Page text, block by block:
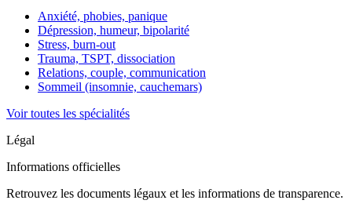
Anxiété, phobies, panique
Dépression, humeur, bipolarité
Stress, burn-out
Trauma, TSPT, dissociation
Relations, couple, communication
Sommeil (insomnie, cauchemars)
Voir toutes les spécialités
Légal
Informations officielles
Retrouvez les documents légaux et les informations de transparence.